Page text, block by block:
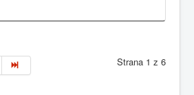
Strana 1 z 6